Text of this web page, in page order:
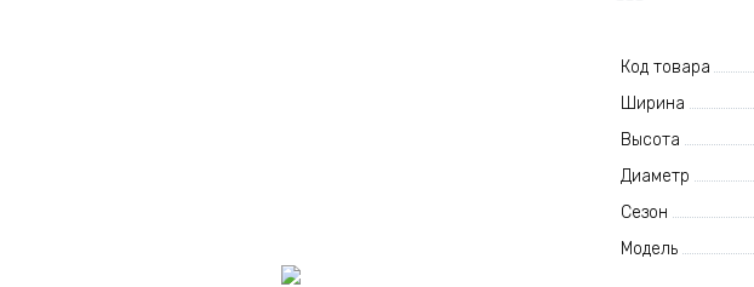
Код товара
Ширина
Высота
Диаметр
Сезон
Модель